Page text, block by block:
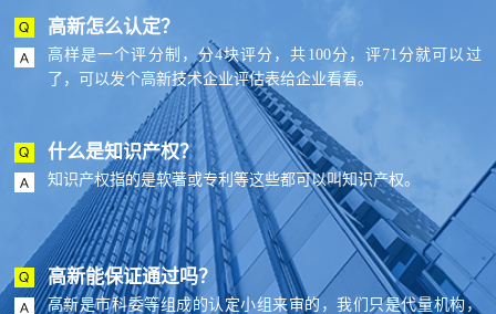
高新怎么认定？
高样是一个评分制，分4块评分，共100分，评71分就可以过
了，可以发个高新技术企业评估表给企业看看。
什么是知识产权？
知识产权指的是软著或专利等这些都可以叫知识产权。
高新能保证通过吗？
高新是市科委等组成的认定小组来审的，我们只是代量机构，